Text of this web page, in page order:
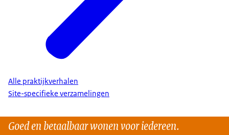
Alle praktijkverhalen
Site-specifieke verzamelingen
Goed en betaalbaar wonen voor iedereen.